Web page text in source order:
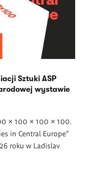
Sztuki ASP
wystawie
× 100 × 100 × 100.
in Central Europe”
roku w Ladislav